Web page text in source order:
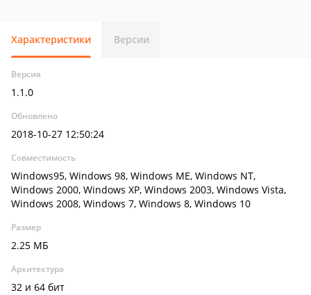
Характеристики Версии
Версия
1.1.0
Обновлено
2018-10-27 12:50:24
Совместимость
Windows95, Windows 98, Windows ME, Windows NT,
Windows 2000, Windows XP, Windows 2003, Windows Vista,
Windows 2008, Windows 7, Windows 8, Windows 10
Размер
2.25 МБ
Архитектура
32 и 64 бит